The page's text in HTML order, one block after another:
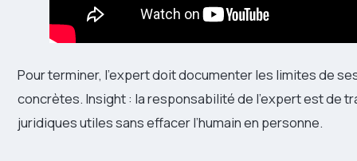
Pour terminer, l’expert doit documenter les limites de
concrètes. Insight : la responsabilité de l’expert est de
juridiques utiles sans effacer l’humain en personne.